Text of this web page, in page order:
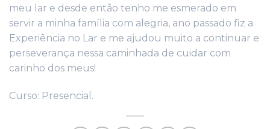
meu lar e desde então tenho me esmerado em
servir a minha família com alegria, ano passado fiz a
Experiência no Lar e me ajudou muito a continuar e
perseverança nessa caminhada de cuidar com
carinho dos meus!
Curso: Presencial.